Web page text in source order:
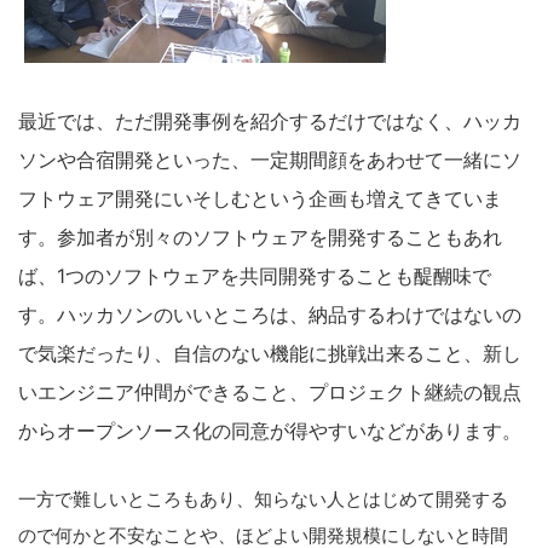
最近では、ただ開発事例を紹介するだけではなく、ハッカ
ソンや合宿開発といった、一定期間顔をあわせて一緒にソ
フトウェア開発にいそしむという企画も増えてきていま
す。参加者が別々のソフトウェアを開発することもあれ
ば、1つのソフトウェアを共同開発することも醍醐味で
す。ハッカソンのいいところは、納品するわけではないの
で気楽だったり、自信のない機能に挑戦出来ること、新し
いエンジニア仲間ができること、プロジェクト継続の観点
からオープンソース化の同意が得やすいなどがあります。
一方で難しいところもあり、知らない人とはじめて開発する
ので何かと不安なことや、ほどよい開発規模にしないと時間